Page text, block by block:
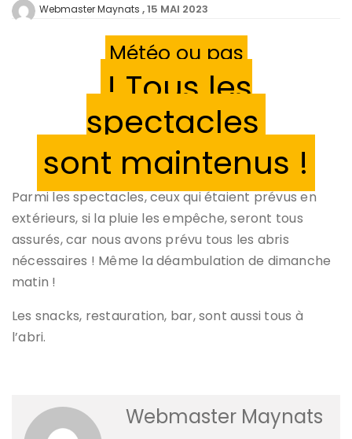
Webmaster Maynats 15 MAI 2023
Météo ou pas
! Tous les
spectacles
sont maintenus !
Parmi les spectacles, ceux qui étaient prévus en
extérieurs, si la pluie les empêche, seront tous
assurés, car nous avons prévu tous les abris
nécessaires ! Même la déambulation de dimanche
matin !
Les snacks, restauration, bar, sont aussi tous à
l’abri.
Webmaster Maynats